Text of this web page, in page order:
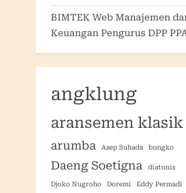
BIMTEK Web Manajemen
Keuangan Pengurus DPP
angklung
aransemen klasik
arumba Asep Suhada bungko
Daeng Soetigna diatonis
Djoko Nugroho Doremi Eddy Permadi